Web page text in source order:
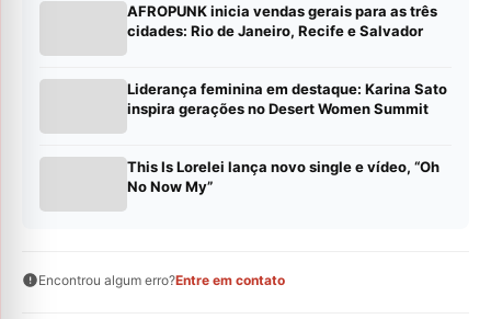
AFROPUNK inicia vendas gerais para as três
cidades: Rio de Janeiro, Recife e Salvador
Liderança feminina em destaque: Karina Sato
inspira gerações no Desert Women Summit
This Is Lorelei lança novo single e vídeo, “Oh
No Now My”
Encontrou algum erro?Entre em contato